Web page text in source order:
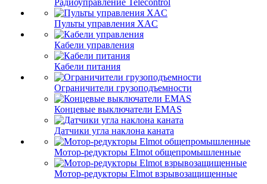
Радиоуправление Telecontrol
Пульты управления XAC
Кабели управления
Кабели питания
Ограничители грузоподъемности
Концевые выключатели EMAS
Датчики угла наклона каната
Мотор-редукторы Elmot общепромышленные
Мотор-редукторы Elmot взрывозащищенные